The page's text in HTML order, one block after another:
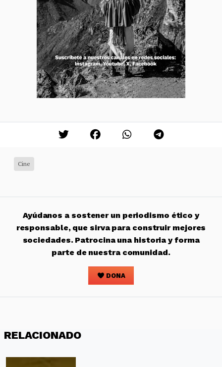
Cine
Ayúdanos a sostener un periodismo ético y
responsable, que sirva para construir mejores
sociedades. Patrocina una historia y forma
parte de nuestra comunidad.
DONA
RELACIONADO